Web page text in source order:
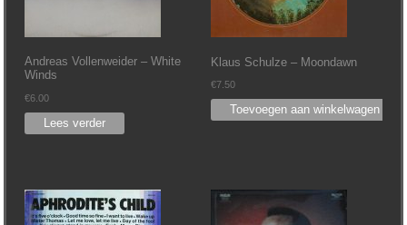
Andreas Vollenweider – White
Winds
€6.00
Lees verder
Klaus Schulze – Moondawn
€7.50
Toevoegen aan winkelwagen